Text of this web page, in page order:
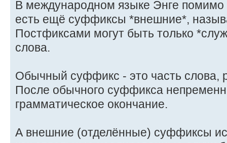
В международном языке Энге
есть ещё суффиксы *внешние*,
Постфиксами могут быть только
слова.
Обычный суффикс - это часть слова,
После обычного суффикса
грамматическое окончание.
А внешние (отделённые) суффиксы